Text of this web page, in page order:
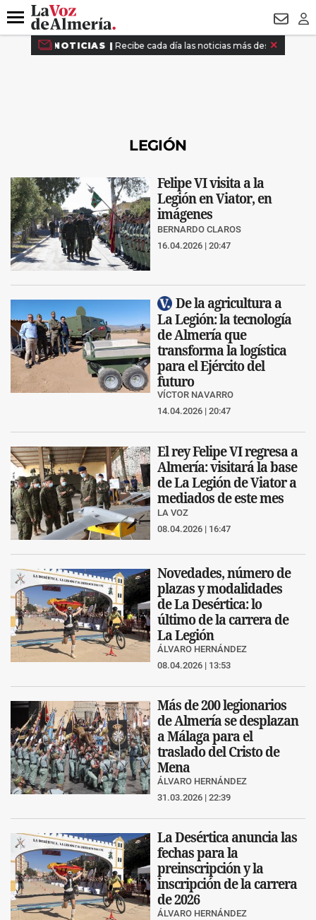
DESTACADO
Menú
LEGIÓN
Felipe VI visita a la
Legión en Viator, en
imágenes
BERNARDO CLAROS
16.04.2026 | 20:47
De la agricultura a
La Legión: la tecnología
de Almería que
transforma la logística
para el Ejército del
futuro
VÍCTOR NAVARRO
14.04.2026 | 20:47
El rey Felipe VI regresa a
Almería: visitará la base
de La Legión de Viator a
mediados de este mes
LA VOZ
08.04.2026 | 16:47
Novedades, número de
plazas y modalidades
de La Desértica: lo
último de la carrera de
La Legión
ÁLVARO HERNÁNDEZ
08.04.2026 | 13:53
Más de 200 legionarios
de Almería se desplazan
a Málaga para el
traslado del Cristo de
Mena
ÁLVARO HERNÁNDEZ
31.03.2026 | 22:39
La Desértica anuncia las
fechas para la
preinscripción y la
inscripción de la carrera
de 2026
ÁLVARO HERNÁNDEZ